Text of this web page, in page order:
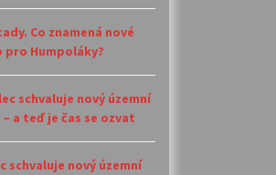
Co znamená nové
Humpoláky?
schvaluje nový územní
a teď je čas se ozvat
schvaluje nový územní